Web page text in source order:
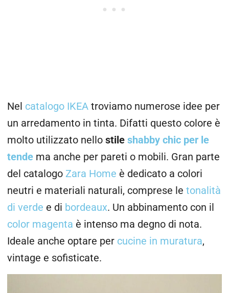
Nel catalogo IKEA troviamo numerose idee per
un arredamento in tinta. Difatti questo colore è
molto utilizzato nello stile shabby chic per le
tende ma anche per pareti o mobili. Gran parte
del catalogo Zara Home è dedicato a colori
neutri e materiali naturali, comprese le tonalità
di verde e di bordeaux. Un abbinamento con il
color magenta è intenso ma degno di nota.
Ideale anche optare per cucine in muratura,
vintage e sofisticate.